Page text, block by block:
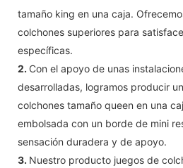
tamaño king en una caja.
colchones superiores para
específicas.
2. Con el apoyo de unas
desarrolladas, logramos producir
colchones tamaño queen en una
embolsada con un borde de mini
sensación duradera y de apoyo.
3. Nuestro producto juegos de